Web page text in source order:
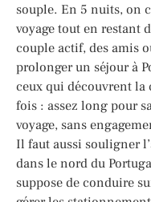
souple. En 5 nuits, on
voyage tout en restant
couple actif, des amis
prolonger un séjour à
ceux qui découvrent
fois : assez long pour
voyage, sans
Il faut aussi souligner
dans le nord du
suppose de conduire